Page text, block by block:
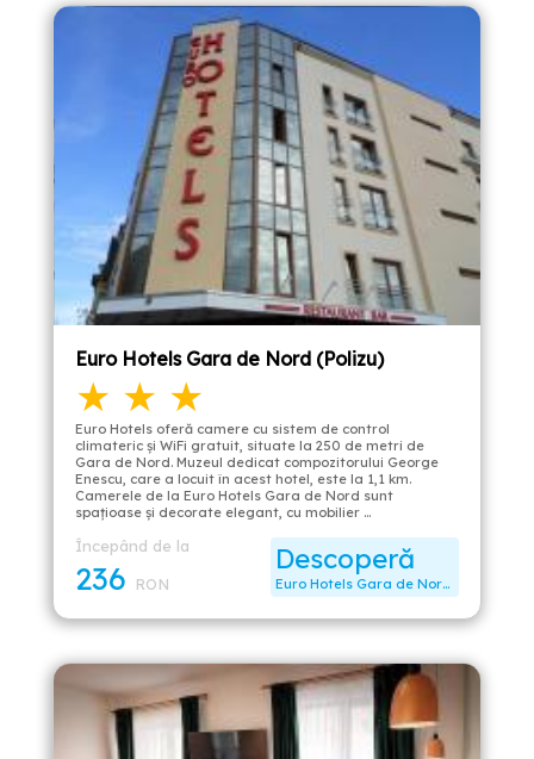
Euro Hotels Gara de Nord (Polizu)
★ ★ ★
Euro Hotels oferă camere cu sistem de control
climateric și WiFi gratuit, situate la 250 de metri de
Gara de Nord. Muzeul dedicat compozitorului George
Enescu, care a locuit în acest hotel, este la 1,1 km.
Camerele de la Euro Hotels Gara de Nord sunt
spaţioase şi decorate elegant, cu mobilier …
Descoperă
Euro Hotels Gara de Nord (Polizu)
Începând de la
236 RON